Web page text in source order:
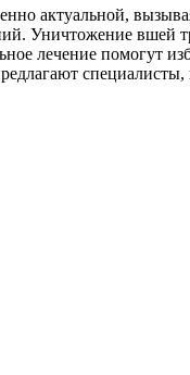
актуальной,
Уничтожение вшей
лечение помогут